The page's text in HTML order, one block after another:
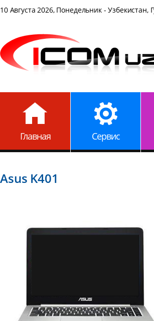
10 Августа 2026, Понедельник - Узбекистан,
Главная Сервис
Asus K401